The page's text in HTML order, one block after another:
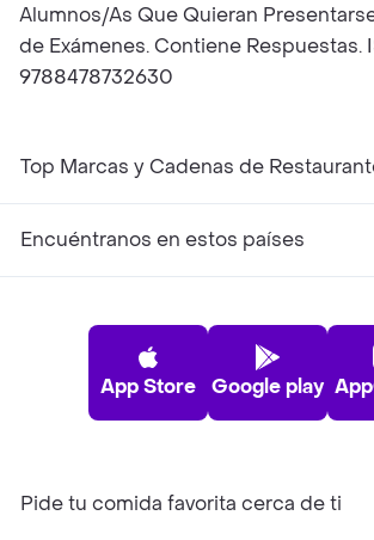
Alumnos/As Que Quieran
de Exámenes. Contiene Respuestas.
9788478732630
Top Marcas y Cadenas de
Encuéntranos en estos países
App Store Google play
Pide tu comida favorita cerca de ti